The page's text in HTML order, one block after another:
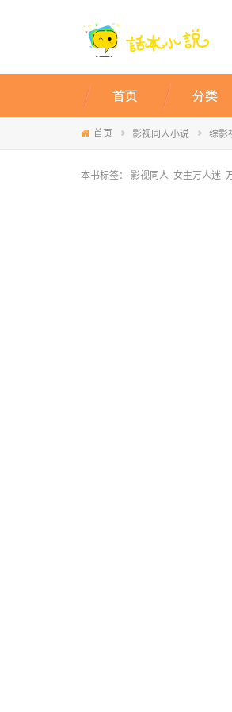
首页 分类
首页 影视同人小说 综影
本书标签： 影视同人 女主万人迷